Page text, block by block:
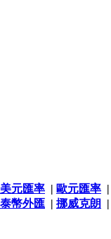
美元匯率 | 歐元匯率 |
泰幣外匯 | 挪威克朗 |